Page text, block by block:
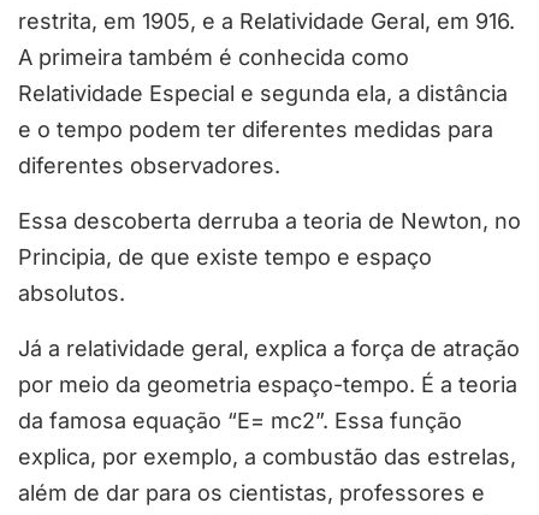
restrita, em 1905, e a Relatividade Geral, em 916.
A primeira também é conhecida como
Relatividade Especial e segunda ela, a distância
e o tempo podem ter diferentes medidas para
diferentes observadores.
Essa descoberta derruba a teoria de Newton, no
Principia, de que existe tempo e espaço
absolutos.
Já a relatividade geral, explica a força de atração
por meio da geometria espaço-tempo. É a teoria
da famosa equação “E= mc2”. Essa função
explica, por exemplo, a combustão das estrelas,
além de dar para os cientistas, professores e